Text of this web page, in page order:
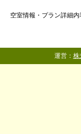
空室情報・プラン詳細
運営： 株